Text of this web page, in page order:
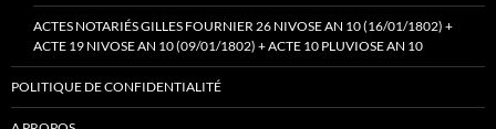
ACTES NOTARIÉS GILLES FOURNIER 26 NIVOSE AN 10 (16/01/1802) +
ACTE 19 NIVOSE AN 10 (09/01/1802) + ACTE 10 PLUVIOSE AN 10
POLITIQUE DE CONFIDENTIALITÉ